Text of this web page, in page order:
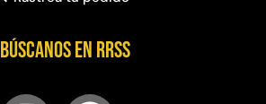
Búscanos en RRSS